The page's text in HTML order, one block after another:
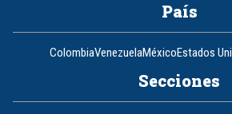
País
ColombiaVenezuelaMéxicoEstados
Secciones